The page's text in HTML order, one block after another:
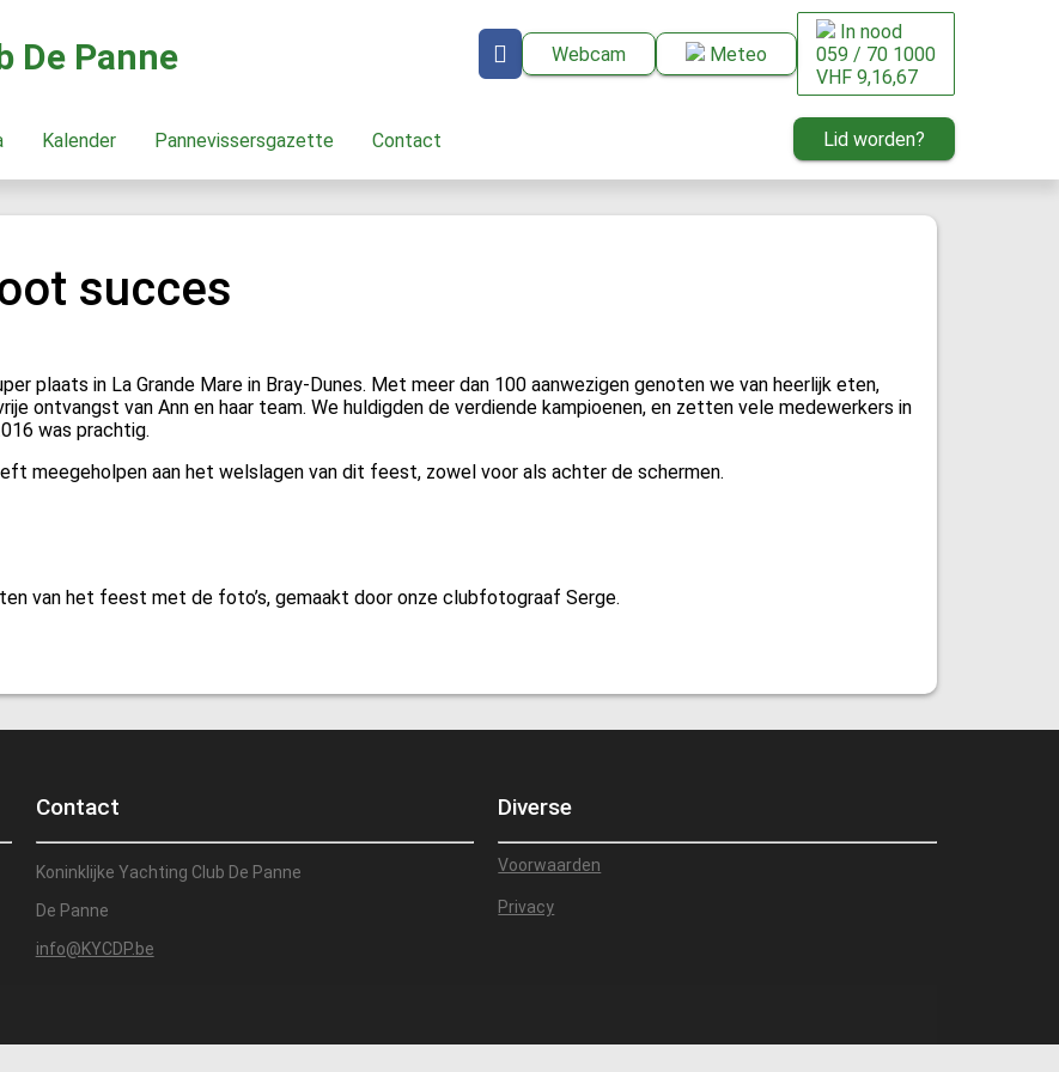
De Panne Webcam Meteo
In nood
059 / 70 1000
VHF 9,16,67
Kalender Pannevissersgazette Contact Lid worden?
succes
plaats in La Grande Mare in Bray-Dunes. Met meer dan 100 aanwezigen genoten we van heerlijk eten,
ontvangst van Ann en haar team. We huldigden de verdiende kampioenen, en zetten vele medewerkers in
was prachtig.
meegeholpen aan het welslagen van dit feest, zowel voor als achter de schermen.
van het feest met de foto’s, gemaakt door onze clubfotograaf Serge.
Contact
Koninklijke Yachting Club De Panne
De Panne
info@KYCDP.be
Diverse
Voorwaarden
Privacy